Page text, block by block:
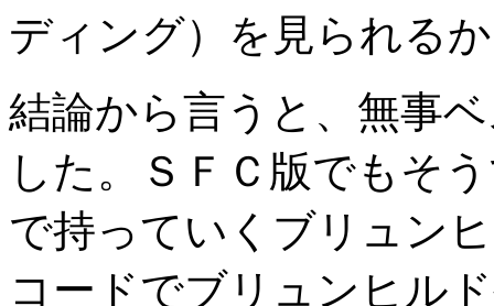
ディング）を見られる
結論から言うと、無事
した。ＳＦＣ版でもそ
で持っていくブリュン
コードでブリュンヒル